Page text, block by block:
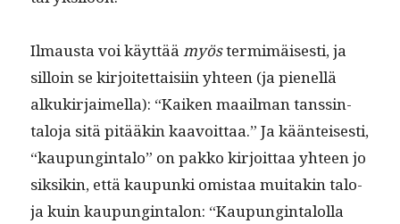
Ilmaus­ta voi käyt­täämyöster­mimäis­es­ti, ja
sil­loin se kir­joitet­taisi­in yhteen (ja pienel­lä
alkukir­jaimel­la): “Kaiken maail­man tanss­in­
talo­ja sitä pitääkin kaavoit­taa.” Ja kään­teis­es­ti,
“kaupung­in­ta­lo” on pakko kir­joit­taa yhteen jo
sik­sikin, että kaupun­ki omis­taa muitakin talo­
ja kuin kaupung­in­talon: “Kaupung­in­talol­la